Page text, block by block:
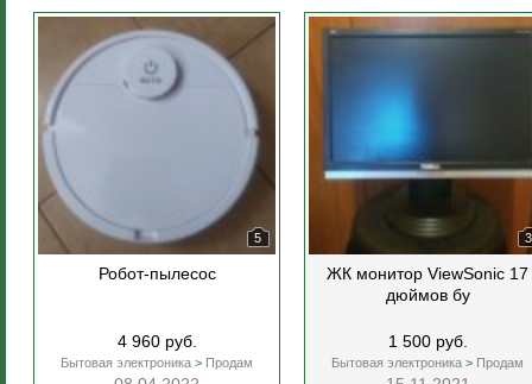
5
Робот-пылесос
4 960 руб.
Бытовая электроника > Продам
3
ЖК монитор ViewSonic 17
дюймов бу
1 500 руб.
Бытовая электроника > Продам